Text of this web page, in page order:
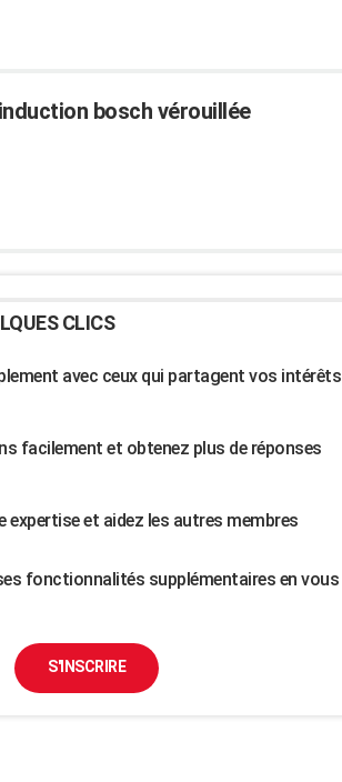
bosch vérouillée
CLICS
avec ceux qui partagent vos intérêts
facilement et obtenez plus de réponses
expertise et aidez les autres membres
fonctionnalités supplémentaires en vous
S'INSCRIRE